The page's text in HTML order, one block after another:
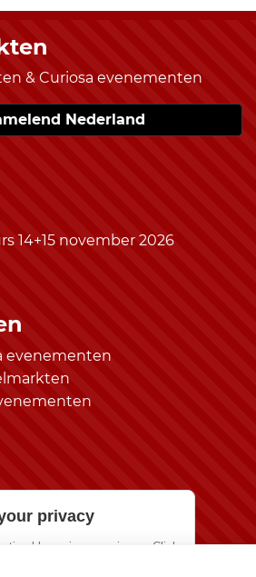
& Curiosa evenementen
Nederland
14+15 november 2026
evenementen
privacy
browsing experience. Click